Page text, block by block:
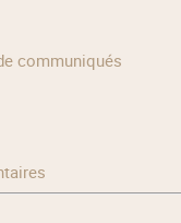
communiqués